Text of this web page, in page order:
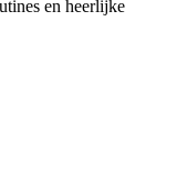
en heerlijke